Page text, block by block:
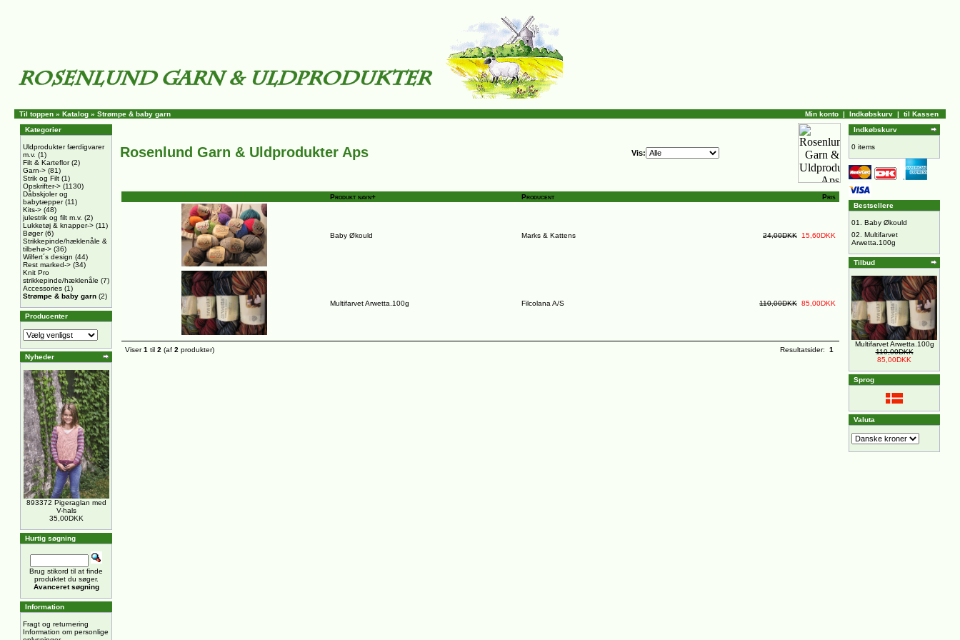
Til toppen » Katalog » Strømpe & baby garn Min konto | Indkøbskurv | til Kassen
Kategorier
Uldprodukter færdigvarer
m.v. (1)
Filt & Karteflor(2)
Garn-> (81)
Strik og Filt (1)
Opskrifter-> (1130)
Dåbskjoler og
babytæpper(11)
Kits-> (48)
julestrik og filt m.v. (2)
Lukketøj & knapper-> (11)
Bøger(6)
Strikkepinde/hæklenåle &
tilbehø-> (36)
Wilfert´s design (44)
Rest marked-> (34)
Knit Pro
strikkepinde/hæklenåle (7)
Accessories (1)
Strømpe & baby garn (2)
Producenter
Nyheder
893372 Pigeraglan med
V-hals
35,00DKK
Hurtig søgning
Brug stikord til at finde
produktet du søger.
Avanceret søgning
Information
Fragt og returnering
Information om personlige
Rosenlund Garn & Uldprodukter Aps Vis:
Produkt navn+ Producent Pris
Baby Økould Marks & Kattens 24,00DKK 15,60DKK
Multifarvet Arwetta.100g Filcolana A/S 110,00DKK 85,00DKK
Viser1 til 2 (af 2 produkter) Resultatsider: 1
Indkøbskurv
0 items
Bestsellere
01. Baby Økould
02. Multifarvet
Arwetta.100g
Tilbud
Multifarvet Arwetta.100g
110,00DKK
85,00DKK
Sprog
Valuta